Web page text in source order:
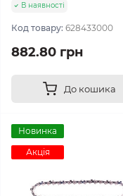
В наявності
Код товару: 628433000
882.80 грн
До кошика
Новинка
Акція